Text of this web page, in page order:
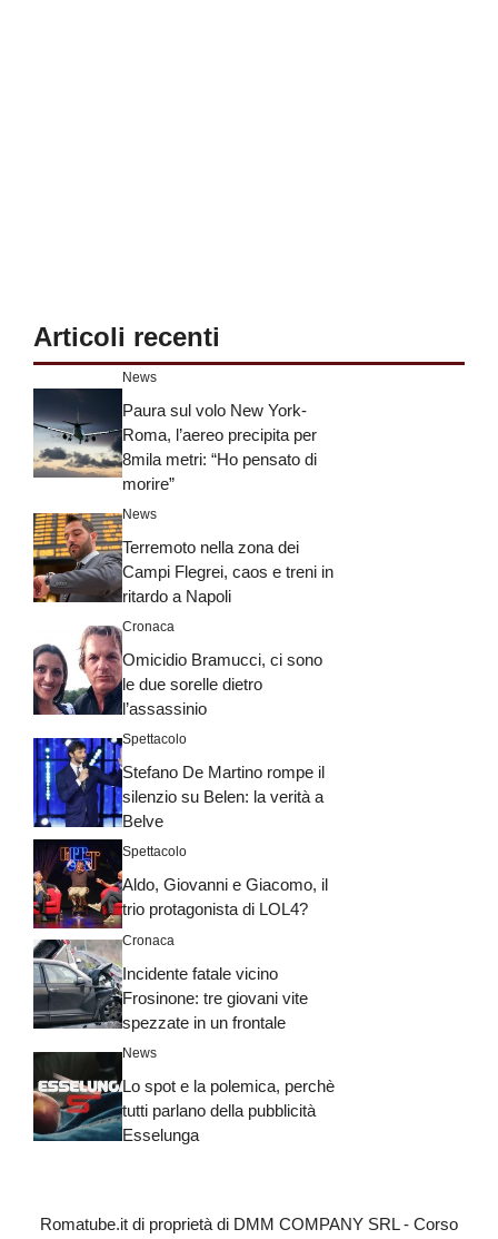
Articoli recenti
News
Paura sul volo New York-
Roma, l’aereo precipita per
8mila metri: “Ho pensato di
morire”
News
Terremoto nella zona dei
Campi Flegrei, caos e treni in
ritardo a Napoli
Cronaca
Omicidio Bramucci, ci sono
le due sorelle dietro
l’assassinio
Spettacolo
Stefano De Martino rompe il
silenzio su Belen: la verità a
Belve
Spettacolo
Aldo, Giovanni e Giacomo, il
trio protagonista di LOL4?
Cronaca
Incidente fatale vicino
Frosinone: tre giovani vite
spezzate in un frontale
News
Lo spot e la polemica, perchè
tutti parlano della pubblicità
Esselunga
Romatube.it di proprietà di DMM COMPANY SRL - Corso